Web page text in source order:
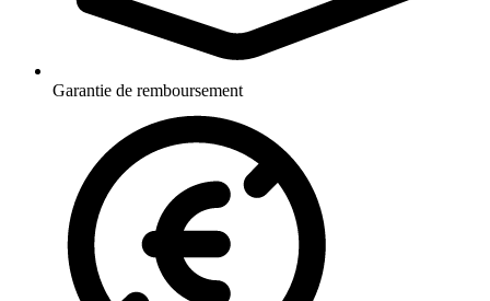
Garantie de remboursement